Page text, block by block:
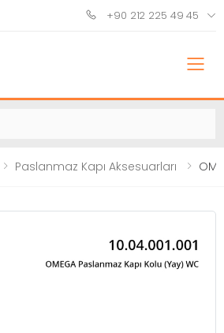
+90 212 225 49 45
Paslanmaz Kapı Aksesuarları